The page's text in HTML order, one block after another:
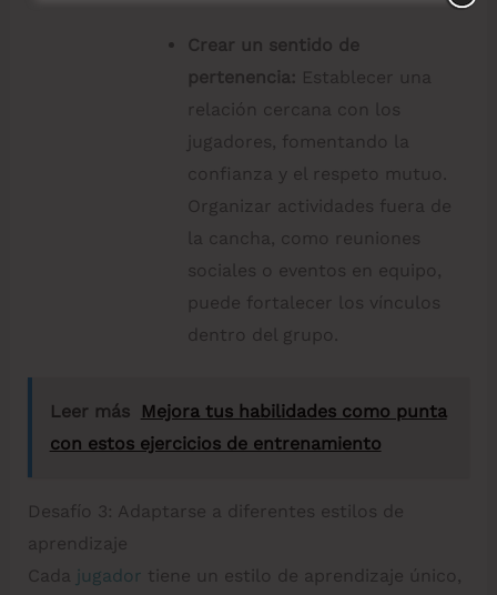
Crear un sentido de
pertenencia: Establecer una
relación cercana con los
jugadores, fomentando la
confianza y el respeto mutuo.
Organizar actividades fuera de
la cancha, como reuniones
sociales o eventos en equipo,
puede fortalecer los vínculos
dentro del grupo.
Leer más
Mejora tus habilidades como punta
con estos ejercicios de entrenamiento
Desafío 3: Adaptarse a diferentes estilos de
aprendizaje
Cada jugador tiene un estilo de aprendizaje único,